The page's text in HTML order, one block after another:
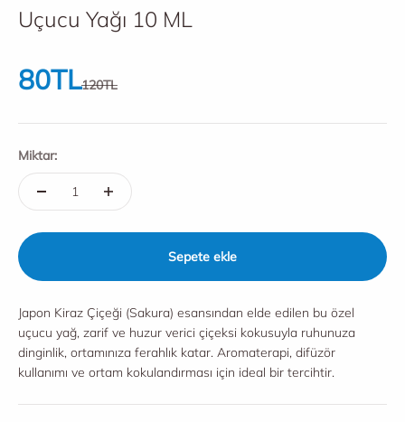
Uçucu Yağı 10 ML
İndirimli fiyat
80TLNormal fiyat
120TL
Miktar:
Sepete ekle
Japon Kiraz Çiçeği (Sakura) esansından elde edilen bu özel
uçucu yağ, zarif ve huzur verici çiçeksi kokusuyla ruhunuza
dinginlik, ortamınıza ferahlık katar. Aromaterapi, difüzör
kullanımı ve ortam kokulandırması için ideal bir tercihtir.